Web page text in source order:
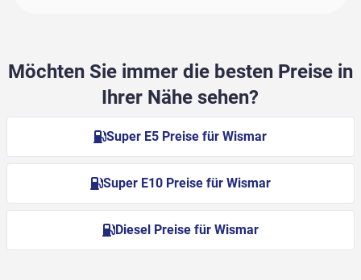
Möchten Sie immer die besten Preise in
Ihrer Nähe sehen?
Super E5 Preise für Wismar
Super E10 Preise für Wismar
Diesel Preise für Wismar